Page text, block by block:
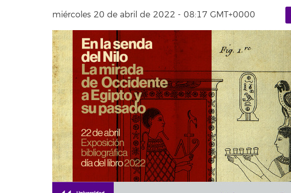
miércoles 20 de abril de 2022 - 08:17 GMT+0000